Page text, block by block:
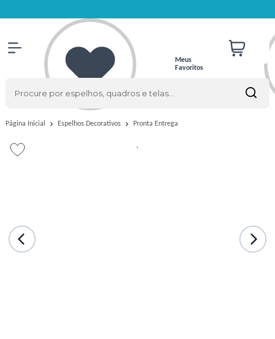
Meus
Favoritos
Página Inicial Espelhos Decorativos Pronta Entrega